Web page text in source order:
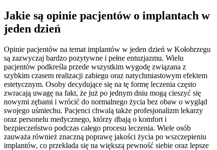
Jakie są opinie pacjentów o implantach w
jeden dzień
Opinie pacjentów na temat implantów w jeden dzień w Kołobrzegu
są zazwyczaj bardzo pozytywne i pełne entuzjazmu. Wielu
pacjentów podkreśla przede wszystkim wygodę związana z
szybkim czasem realizacji zabiegu oraz natychmiastowym efektem
estetycznym. Osoby decydujące się na tę formę leczenia często
zwracają uwagę na fakt, że już po jednym dniu mogą cieszyć się
nowymi zębami i wrócić do normalnego życia bez obaw o wygląd
swojego uśmiechu. Pacjenci chwalą także profesjonalizm lekarzy
oraz personelu medycznego, którzy dbają o komfort i
bezpieczeństwo podczas całego procesu leczenia. Wiele osób
zauważa również znaczną poprawę jakości życia po wszczepieniu
implantów, co przekłada się na większą pewność siebie oraz lepsze